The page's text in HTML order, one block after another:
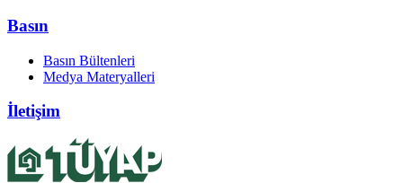
Basın
Basın Bültenleri
Medya Materyalleri
İletişim